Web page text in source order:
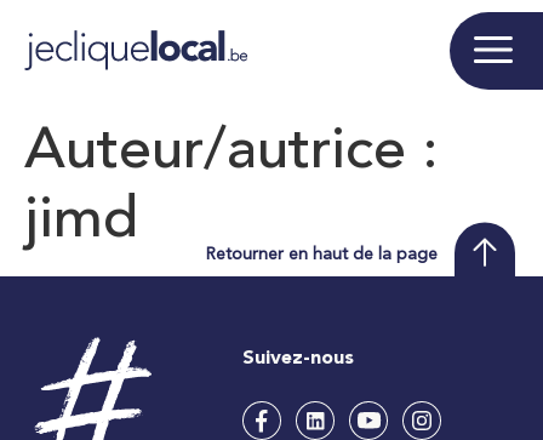
Auteur/autrice :
jimd
Retourner en haut de la page
Suivez-nous